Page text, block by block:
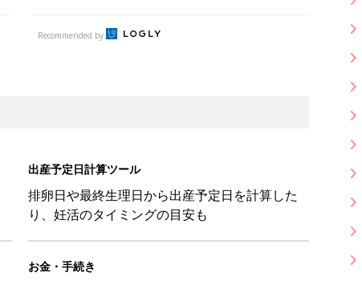
Recommended by
出産予定日計算ツール
排卵日や最終生理日から出産予定日を計算した
り、妊活のタイミングの目安も
お金・手続き